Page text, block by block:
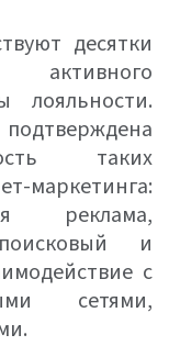
десятки
лояльности.
таких
маркетинга:
реклама,
и
с
сетями,